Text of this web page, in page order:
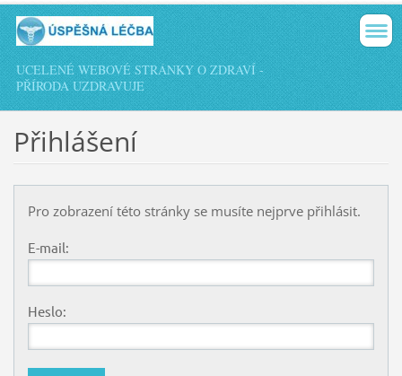
UCELENÉ WEBOVÉ STRÁNKY O ZDRAVÍ -
PŘÍRODA UZDRAVUJE
Přihlášení
Pro zobrazení této stránky se musíte nejprve přihlásit.
E-mail:
Heslo: